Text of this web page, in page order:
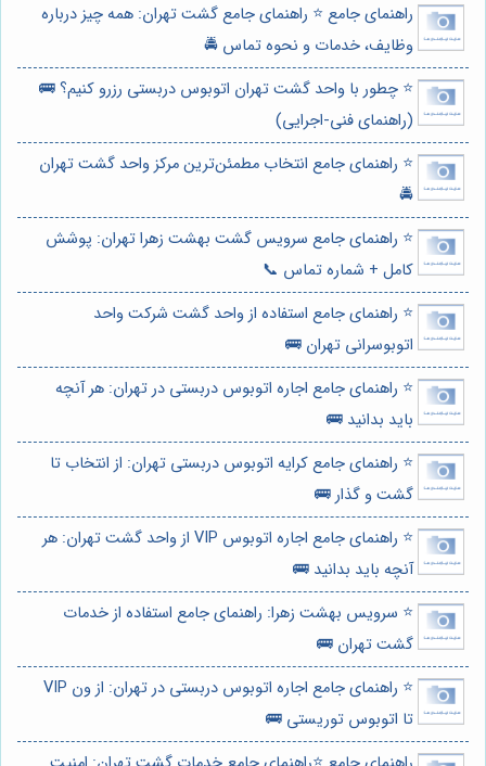
راهنمای جامع ⭐️ راهنمای جامع گشت تهران: همه چیز درباره
وظایف، خدمات و نحوه تماس 🚔
⭐️ چطور با واحد گشت تهران اتوبوس دربستی رزرو کنیم؟ 🚌
(راهنمای فنی-اجرایی)
⭐️ راهنمای جامع انتخاب مطمئن‌ترین مرکز واحد گشت تهران
🚔
⭐️ راهنمای جامع سرویس گشت بهشت زهرا تهران: پوشش
کامل + شماره تماس 📞
⭐️ راهنمای جامع استفاده از واحد گشت شرکت واحد
اتوبوسرانی تهران 🚌
⭐️ راهنمای جامع اجاره اتوبوس دربستی در تهران: هر آنچه
باید بدانید 🚌
⭐️ راهنمای جامع کرایه اتوبوس دربستی تهران: از انتخاب تا
گشت و گذار 🚌
⭐️ راهنمای جامع اجاره اتوبوس VIP از واحد گشت تهران: هر
آنچه باید بدانید 🚌
⭐️ سرویس بهشت زهرا: راهنمای جامع استفاده از خدمات
گشت تهران 🚌
⭐️ راهنمای جامع اجاره اتوبوس دربستی در تهران: از ون VIP
تا اتوبوس توریستی 🚌